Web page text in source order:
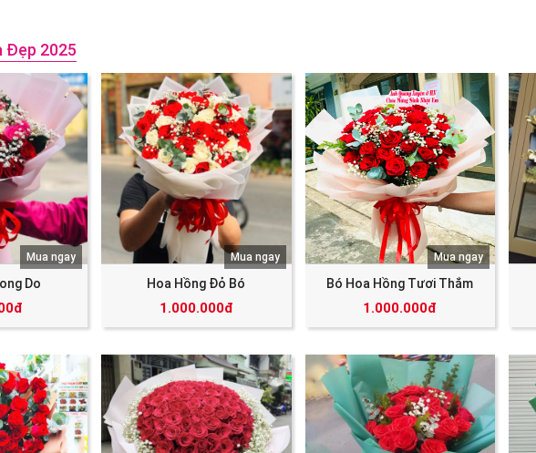
Đẹp 2025
Do
Mua ngay
Hoa Hồng Đỏ Bó
1.000.000đ
Mua ngay
Bó Hoa Hồng Tươi Thắm
1.000.000đ
Mua ngay